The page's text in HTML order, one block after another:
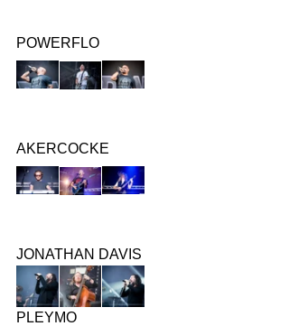
POWERFLO
AKERCOCKE
JONATHAN DAVIS
PLEYMO